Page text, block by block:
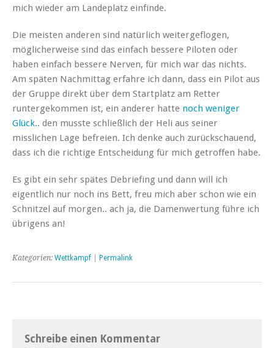
mich wieder am Landeplatz einfinde.
Die meisten anderen sind natürlich weitergeflogen,
möglicherweise sind das einfach bessere Piloten oder
haben einfach bessere Nerven, für mich war das nichts.
Am späten Nachmittag erfahre ich dann, dass ein Pilot aus
der Gruppe direkt über dem Startplatz am Retter
runtergekommen ist, ein anderer hatte noch weniger
Glück.. den musste schließlich der Heli aus seiner
misslichen Lage befreien. Ich denke auch zurückschauend,
dass ich die richtige Entscheidung für mich getroffen habe.
Es gibt ein sehr spätes Debriefing und dann will ich
eigentlich nur noch ins Bett, freu mich aber schon wie ein
Schnitzel auf morgen.. ach ja, die Damenwertung führe ich
übrigens an!
Kategorien: Wettkampf Permalink
Schreibe einen Kommentar